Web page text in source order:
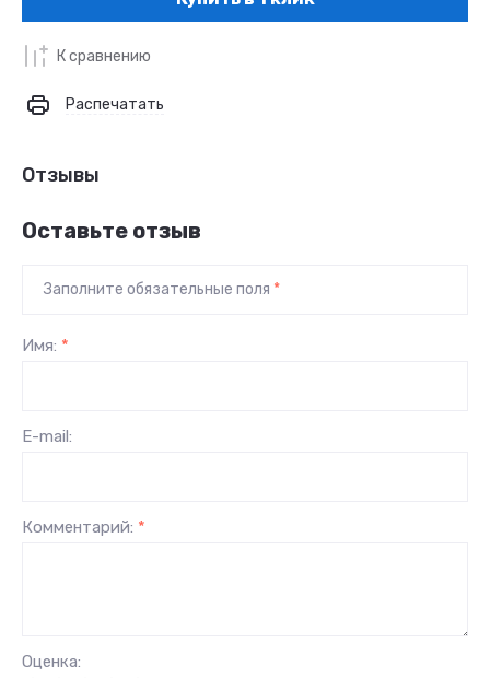
К сравнению
Распечатать
Отзывы
Оставьте отзыв
Заполните обязательные поля *
Имя: *
E-mail:
Комментарий: *
Оценка: